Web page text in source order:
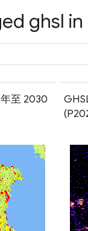
ghsl in
至 2030